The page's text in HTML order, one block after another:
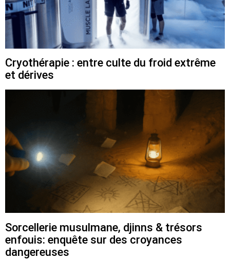
Cryothérapie : entre culte du froid extrême
et dérives
Sorcellerie musulmane, djinns & trésors
enfouis: enquête sur des croyances
dangereuses